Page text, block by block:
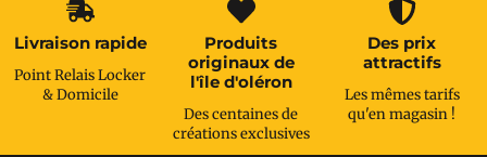
Livraison rapide
Point Relais Locker
& Domicile
Produits
originaux de
l'île d'oléron
Des centaines de
créations exclusives
Des prix
attractifs
Les mêmes tarifs
qu'en magasin !